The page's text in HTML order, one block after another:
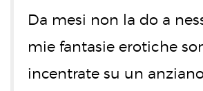
Da mesi non la do a
mie fantasie erotiche
incentrate su un